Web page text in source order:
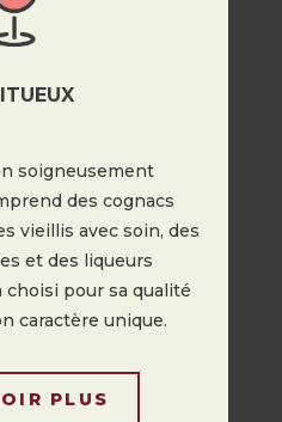
soigneusement
des cognacs
vieillis avec soin, des
et des liqueurs
choisi pour sa qualité
caractère unique.
PLUS